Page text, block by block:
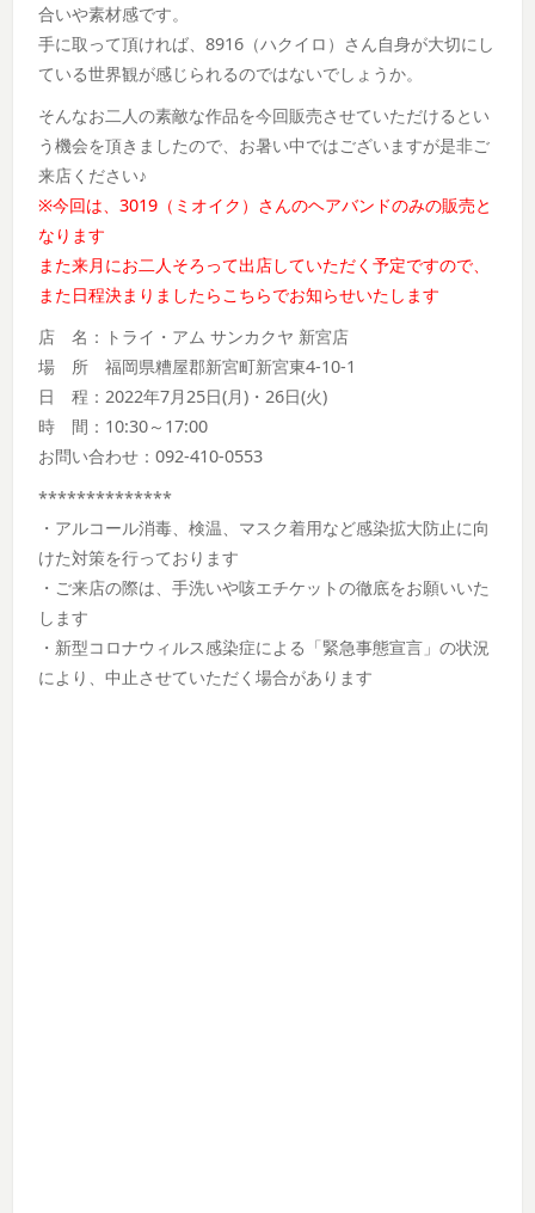
合いや素材感です。
手に取って頂ければ、8916（ハクイロ）さん自身が大切にし
ている世界観が感じられるのではないでしょうか。
そんなお二人の素敵な作品を今回販売させていただけるとい
う機会を頂きましたので、お暑い中ではございますが是非ご
来店ください♪
※今回は、3019（ミオイク）さんのヘアバンドのみの販売と
なります
また来月にお二人そろって出店していただく予定ですので、
また日程決まりましたらこちらでお知らせいたします
店 名：トライ・アム サンカクヤ 新宮店
場 所 福岡県糟屋郡新宮町新宮東4-10-1
日 程：2022年7月25日(月)・26日(火)
時 間：10:30～17:00
お問い合わせ：092-410-0553
**************
・アルコール消毒、検温、マスク着用など感染拡大防止に向
けた対策を行っております
・ご来店の際は、手洗いや咳エチケットの徹底をお願いいた
します
・新型コロナウィルス感染症による「緊急事態宣言」の状況
により、中止させていただく場合があります